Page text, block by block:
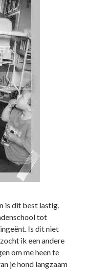
is dit best lastig,
tot
Is dit niet
ik een andere
om me heen te
je hond langzaam